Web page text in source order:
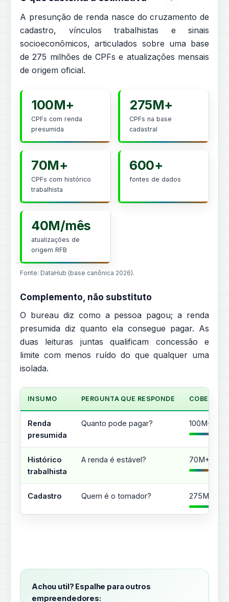
A presunção de renda nasce do cruzamento de
cadastro, vínculos trabalhistas e sinais
socioeconômicos, articulados sobre uma base
de 275 milhões de CPFs e atualizações mensais
de origem oficial.
100M+
CPFs com renda
presumida
275M+
CPFs na base
cadastral
70M+
CPFs com histórico
trabalhista
600+
fontes de dados
40M/mês
atualizações de
origem RFB
Fonte: DataHub (base canônica 2026).
Complemento, não substituto
O bureau diz como a pessoa pagou; a renda
presumida diz quanto ela consegue pagar. As
duas leituras juntas qualificam concessão e
limite com menos ruído do que qualquer uma
isolada.
INSUMO PERGUNTA QUE RESPONDE
Renda
presumida
Quanto pode pagar? 100M+
Histórico
trabalhista
A renda é estável? 70M+
Cadastro Quem é o tomador? 275M+
Achou util? Espalhe para outros
empreendedores: